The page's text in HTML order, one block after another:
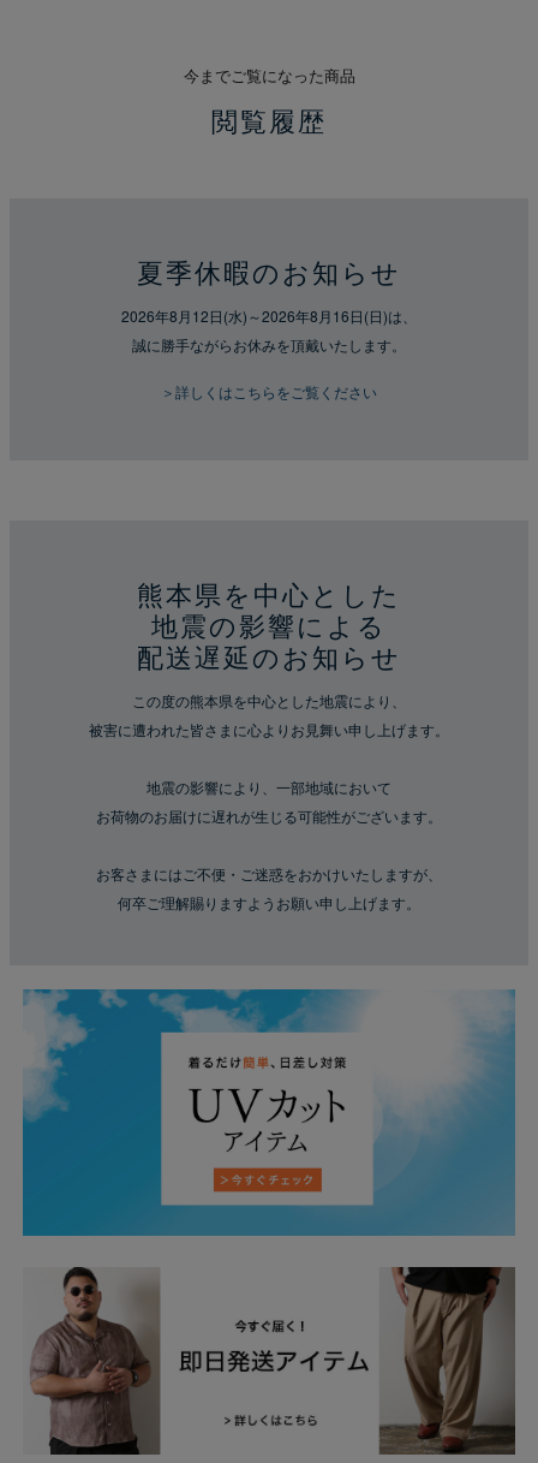
今までご覧になった商品
閲覧履歴
夏季休暇のお知らせ
2026年8月12日(水)～2026年8月16日(日)は、
誠に勝手ながらお休みを頂戴いたします。
＞詳しくはこちらをご覧ください
熊本県を中心とした
地震の影響による
配送遅延のお知らせ
この度の熊本県を中心とした地震により、
被害に遭われた皆さまに心よりお見舞い申し上げます。
地震の影響により、一部地域において
お荷物のお届けに遅れが生じる可能性がございます。
お客さまにはご不便・ご迷惑をおかけいたしますが、
何卒ご理解賜りますようお願い申し上げます。